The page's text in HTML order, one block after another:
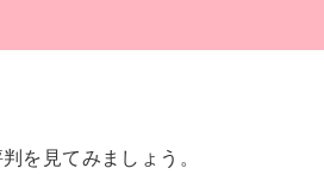
を見てみましょう。